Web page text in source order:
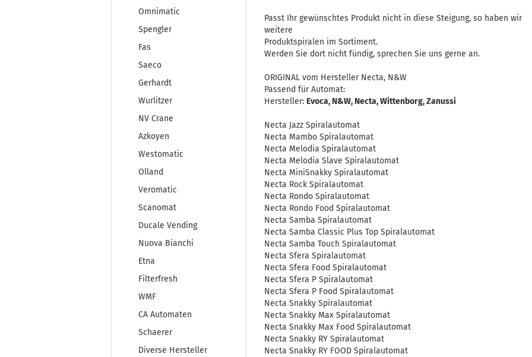
Passt Ihr gewünschtes Produkt nicht in diese Steigung, so haben wir
weitere
Produktspiralen im Sortiment.
Werden Sie dort nicht fündig, sprechen Sie uns gerne an.
ORIGINAL vom Hersteller Necta, N&W
Passend für Automat:
Hersteller: Evoca, N&W, Necta, Wittenborg, Zanussi
Necta Jazz Spiralautomat
Necta Mambo Spiralautomat
Necta Melodia Spiralautomat
Necta Melodia Slave Spiralautomat
Necta MiniSnakky Spiralautomat
Necta Rock Spiralautomat
Necta Rondo Spiralautomat
Necta Rondo Food Spiralautomat
Necta Samba Spiralautomat
Necta Samba Classic Plus Top Spiralautomat
Necta Samba Touch Spiralautomat
Necta Sfera Spiralautomat
Necta Sfera Food Spiralautomat
Necta Sfera P Spiralautomat
Necta Sfera P Food Spiralautomat
Necta Snakky Spiralautomat
Necta Snakky Max Spiralautomat
Necta Snakky Max Food Spiralautomat
Necta Snakky RY Spiralautomat
Necta Snakky RY FOOD Spiralautomat
Omnimatic
Spengler
Fas
Saeco
Gerhardt
Wurlitzer
NV Crane
Azkoyen
Westomatic
Olland
Veromatic
Scanomat
Ducale Vending
Nuova Bianchi
Etna
Filterfresh
WMF
CA Automaten
Schaerer
Diverse Hersteller